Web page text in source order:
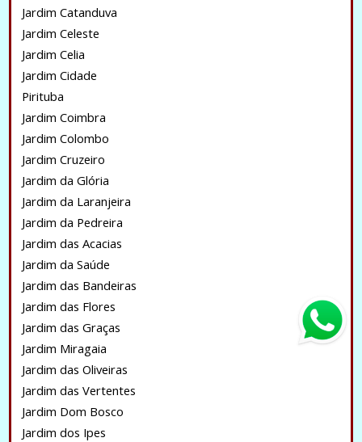
Jardim Catanduva
Jardim Celeste
Jardim Celia
Jardim Cidade
Pirituba
Jardim Coimbra
Jardim Colombo
Jardim Cruzeiro
Jardim da Glória
Jardim da Laranjeira
Jardim da Pedreira
Jardim das Acacias
Jardim da Saúde
Jardim das Bandeiras
Jardim das Flores
Jardim das Graças
Jardim Miragaia
Jardim das Oliveiras
Jardim das Vertentes
Jardim Dom Bosco
Jardim dos Ipes